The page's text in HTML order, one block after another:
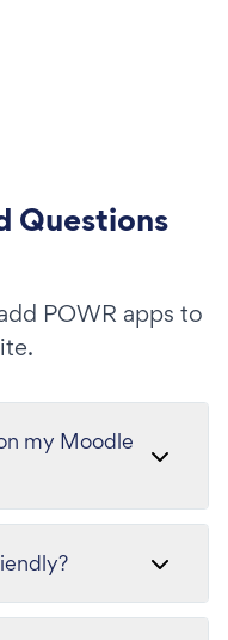
Questions
POWR apps to
my Moodle